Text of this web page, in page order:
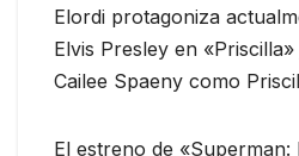
Elordi protagoniza
Elvis Presley en
Cailee Spaeny como
El estreno de «Superman: